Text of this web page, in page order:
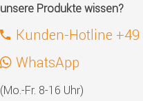
unsere Produkte wissen?
Kunden-Hotline
WhatsApp
(Mo.-Fr. 8-16 Uhr)